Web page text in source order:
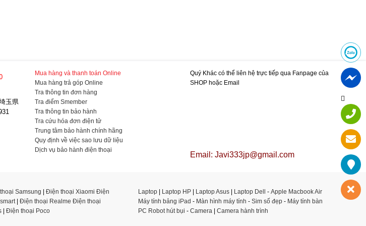
玉県
Mua hàng và thanh toán Online
Mua hàng trả góp Online
Tra thông tin đơn hàng
Tra điểm Smember
Tra thông tin bảo hành
Tra cứu hóa đơn điện tử
Trung tâm bảo hành chính hãng
Quy định về việc sao lưu dữ liệu
Dịch vụ bảo hành điện thoại
Quý Khác có thể liên hệ trực tiếp qua Fanpage của
SHOP hoặc Email
Email: Javi333jp@gmail.com
Samsung Điện thoại Xiaomi Điện
| Điện thoại Realme Điện thoại
Điện thoại Poco
Laptop Laptop HP Laptop Asus Laptop Dell - Apple Macbook Air
Máy tính bảng iPad - Màn hình máy tính - Sim số đẹp - Máy tính bàn
PC Robot hút bụi - Camera Camera hành trình